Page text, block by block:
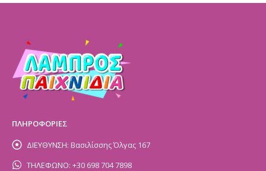
ΠΛΗΡΟΦΟΡΙΕΣ
ΔΙΕΥΘΥΝΣΗ: Βασιλίσσης Όλγας 167
ΤΗΛΕΦΩΝΟ: +30 698 704 7898